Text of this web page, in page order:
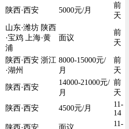
陕西·西安 5000元/月
前
天
山东·潍坊 陕西
·宝鸡 上海·黄
浦
面议
前
天
陕西·西安 浙江
·湖州
8000-15000元/
月
前
天
陕西·西安
14000-21000元/
月
前
天
陕西·西安
4500元/月
11-
14
陕西·西安
面议
11-